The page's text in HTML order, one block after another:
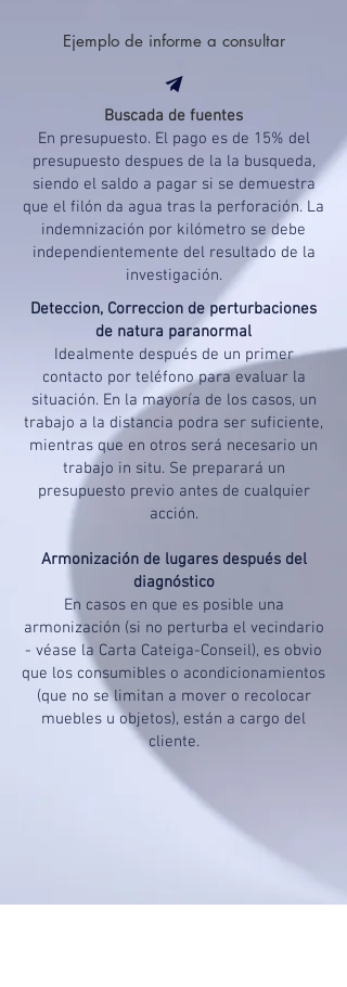
Ejemplo de informe a consultar
Buscada de fuentes
En presupuesto. El pago es de 15% del
presupuesto despues de la la busqueda,
siendo el saldo a pagar si se demuestra
que el filón da agua tras la perforación. La
indemnización por kilómetro se debe
independientemente del resultado de la
investigación.
Deteccion, Correccion de perturbaciones
de natura paranormal
Idealmente después de un primer
contacto por teléfono para evaluar la
situación. En la mayoría de los casos, un
trabajo a la distancia podra ser suficiente,
mientras que en otros será necesario un
trabajo in situ. Se preparará un
presupuesto previo antes de cualquier
acción.
Armonización de lugares después del
diagnóstico
En casos en que es posible una
armonización (si no perturba el vecindario
- véase la Carta Cateiga-Conseil), es obvio
que los consumibles o acondicionamientos
(que no se limitan a mover o recolocar
muebles u objetos), están a cargo del
cliente.